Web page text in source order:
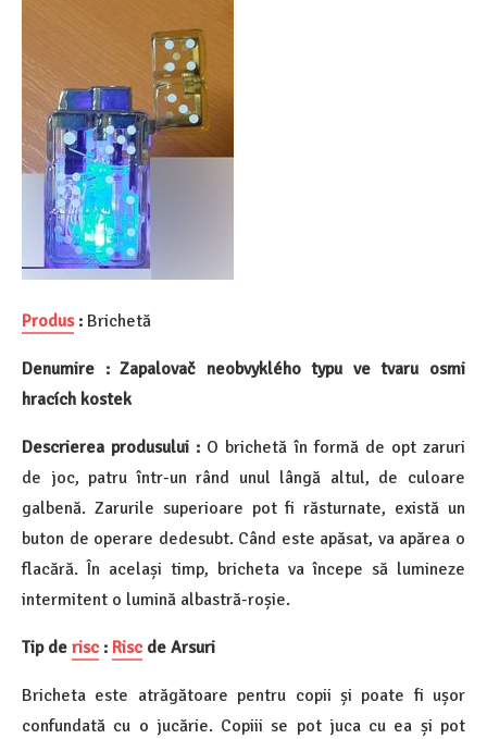
Produs: Brichetă
Denumire : Zapalovač neobvyklého typu ve tvaru osmi
hracích kostek
Descrierea produsului : O brichetă în formă de opt zaruri
de joc, patru într-un rând unul lângă altul, de culoare
galbenă. Zarurile superioare pot fi răsturnate, există un
buton de operare dedesubt. Când este apăsat, va apărea o
flacără. În același timp, bricheta va începe să lumineze
intermitent o lumină albastră-roșie.
Tip de risc : Risc de Arsuri
Bricheta este atrăgătoare pentru copii și poate fi ușor
confundată cu o jucărie. Copiii se pot juca cu ea și pot